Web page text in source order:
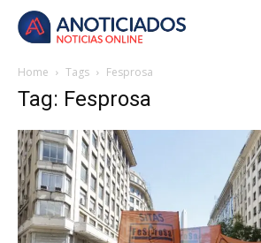
Home Tags Fesprosa
Tag: Fesprosa